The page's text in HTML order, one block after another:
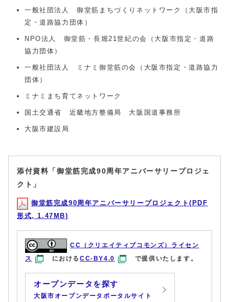
一般社団法人 御堂筋まちづくりネットワーク（大阪市指
定・道路協力団体）
NPO法人 御堂筋・長堀21世紀の会（大阪市指定・道路
協力団体）
一般社団法人 ミナミ御堂筋の会（大阪市指定・道路協力
団体）
ミナミまち育てネットワーク
国土交通省 近畿地方整備局 大阪国道事務所
大阪市建設局
添付資料「御堂筋完成90周年アニバーサリープロジェ
クト」
御堂筋完成90周年アニバーサリープロジェクト(PDF
形式, 1.47MB)
CC（クリエイティブコモンズ）ライセン
ス
におけるCC-BY4.0 で提供いたします。
オープンデータを探す
大阪市オープンデータポータルサイト